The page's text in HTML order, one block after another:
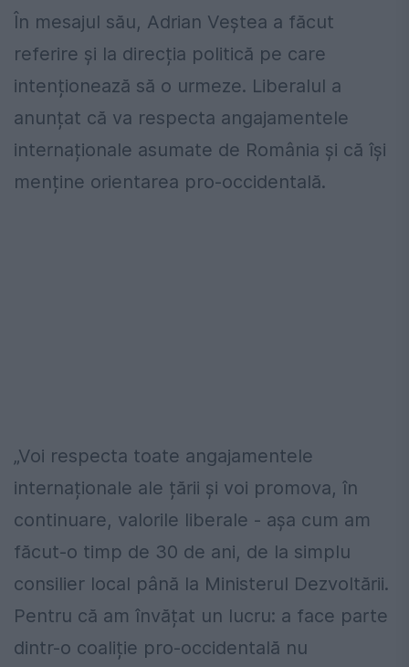
În mesajul său, Adrian Veștea a făcut
referire și la direcția politică pe care
intenționează să o urmeze. Liberalul a
anunțat că va respecta angajamentele
internaționale asumate de România și că își
menține orientarea pro-occidentală.
„Voi respecta toate angajamentele
internaționale ale țării și voi promova, în
continuare, valorile liberale - așa cum am
făcut-o timp de 30 de ani, de la simplu
consilier local până la Ministerul Dezvoltării.
Pentru că am învățat un lucru: a face parte
dintr-o coaliție pro-occidentală nu